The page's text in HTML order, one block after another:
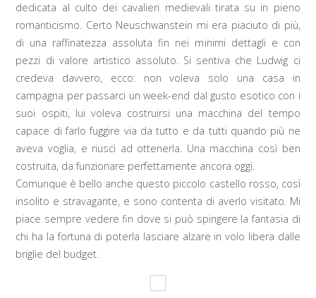
dedicata al culto dei cavalieri medievali tirata su in pieno
romanticismo. Certo Neuschwanstein mi era piaciuto di più,
di una raffinatezza assoluta fin nei minimi dettagli e con
pezzi di valore artistico assoluto. Si sentiva che Ludwig ci
credeva davvero, ecco: non voleva solo una casa in
campagna per passarci un week-end dal gusto esotico con i
suoi ospiti, lui voleva costruirsi una macchina del tempo
capace di farlo fuggire via da tutto e da tutti quando più ne
aveva voglia, e riuscì ad ottenerla. Una macchina così ben
costruita, da funzionare perfettamente ancora oggi.
Comunque è bello anche questo piccolo castello rosso, così
insolito e stravagante, e sono contenta di averlo visitato. Mi
piace sempre vedere fin dove si può spingere la fantasia di
chi ha la fortuna di poterla lasciare alzare in volo libera dalle
briglie del budget.